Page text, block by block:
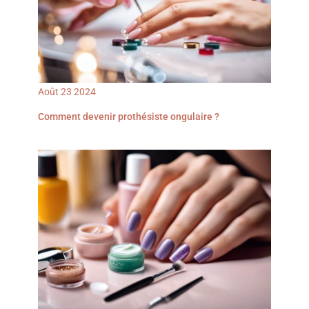
un excellent choix pour
les amateurs d'ongles.
Coffret cadeau joliment
emballé, parfait comme
cadeau d'anniversaire,
cadeau de fête des
mères, cadeau de Saint
Valentin.
de 12 mois. 【Cadeau
Idéal pour les Passionnés
d’Ongles】Son design
moderne en forme de
stylo, léger et
ergonomique, offre une
prise en main confortable
et un transport facile.
Joliment emballée, cette
cadeau parfait pour un
ou toute occasion
spéciale.
pour ongles sans fil est
légère et compacte, ce
qui la rend facile à ranger.
Que ce soit en voyage ou
au quotidien sur la
coiffeuse, elle peut être
utilisé à tout moment. La
lime à ongles électrique,
fonctionner pendant 4-6
portabilité + efficacité 12
en 1 : Ce kit de manucure
et de pédicure contient 6
têtes de ponçage, 5 têtes
de polissage, 1 tête en
céramique, 1 câble
USB(Sans adaptateur) et
31 rubans abrasifs. De la
nettoyage de base des
ongles au ponçage des
ongles prolongés, des
soins des mains aux
soins pédicures
professionnels pour les
pieds, il convient aux
Août 23 2024
Comment devenir prothésiste ongulaire ?